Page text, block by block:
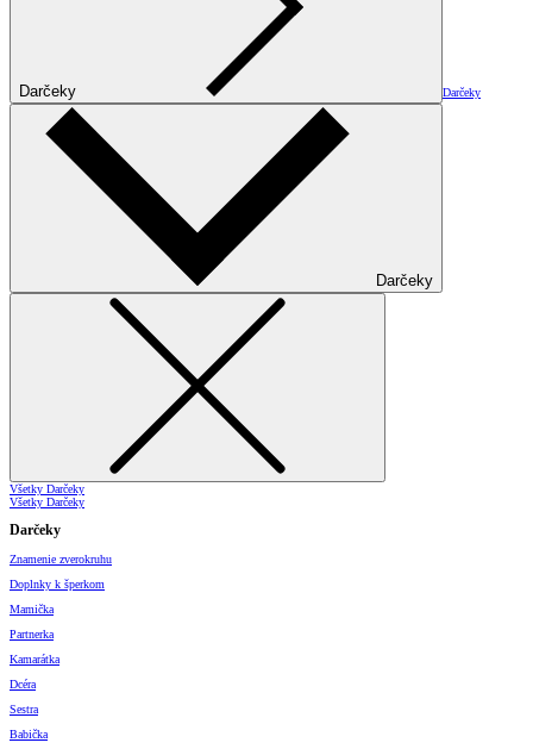
Darčeky Darčeky
Darčeky
Všetky Darčeky
Všetky Darčeky
Darčeky
Znamenie zverokruhu
Doplnky k šperkom
Mamička
Partnerka
Kamarátka
Dcéra
Sestra
Babička